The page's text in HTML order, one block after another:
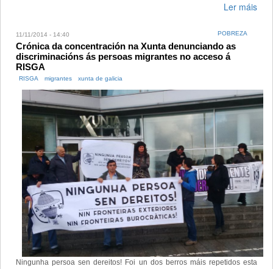
Ler máis
11/11/2014 - 14:40 POBREZA
Crónica da concentración na Xunta denunciando as
discriminacións ás persoas migrantes no acceso á
RISGA
RISGA migrantes xunta de galicia
Ningunha persoa sen dereitos! Foi un dos berros máis repetidos esta